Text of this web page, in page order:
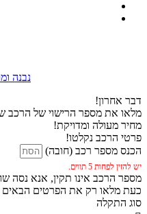
נבנה
דבר אחרון!
מלאו את מספר הרישוי של הרכב
מחיר מעולה ומדויקת!
פרטי הרכב נקלטו!
הכנס מספר רכב (חובה)
יש להזין לפחות 5 תווים.
מספר הרכב אינו תקין, אנא נסה
כעת מלאו רק את הפרטים הבאים
סוג התקלה